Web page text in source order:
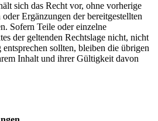
sich das Recht vor, ohne vorherige
Ergänzungen der bereitgestellten
Sofern Teile oder einzelne
der geltenden Rechtslage nicht, nicht
sollten, bleiben die übrigen
Inhalt und ihrer Gültigkeit davon